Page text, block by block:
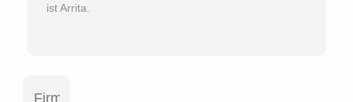
ist Arrita.